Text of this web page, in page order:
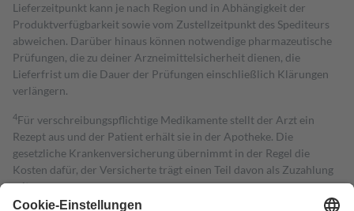
Lieferzeitpunkt kann je nach Region und in Abhängigkeit der
Produktverfügbarkeit sowie vom Zustellzeitpunkt des Spediteurs
abweichen. Darüber hinaus können notwendige pharmazeutische
Prüfungen, die zu deiner Arzneimittelsicherheit dienen, die
Lieferfrist um die Dauer der Prüfungen einschließlich Klärungen
verlängern.
4Für verschreibungspflichtige Medikamente stellt der Arzt ein
Rezept aus und der Patient erhält sie in der Apotheke. Die
gesetzliche Krankenversicherung übernimmt in der Regel die
Kosten dafür, der Versicherte trägt einen Teil davon als Zuzahlung
mit.
Grundsätzlich leisten Mitglieder Zuzahlungen in Höhe von zehn